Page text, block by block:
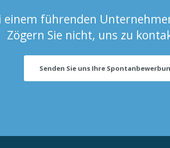
führenden
Zögern Sie nicht, uns zu
Senden Sie uns Ihre